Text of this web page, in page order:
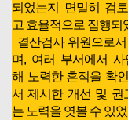
되었는지 면밀히 검
고 효율적으로 집행되
결산검사 위원으로
며, 여러 부서에서
해 노력한 흔적을 확
서 제시한 개선 및 권
는 노력을 엿볼 수 있